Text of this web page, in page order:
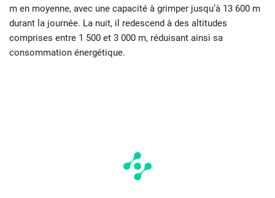
m en moyenne, avec une capacité à grimper jusqu’à 13 600 m
durant la journée. La nuit, il redescend à des altitudes
comprises entre 1 500 et 3 000 m, réduisant ainsi sa
consommation énergétique.